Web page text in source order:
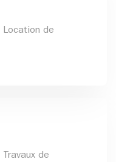
Location de
Travaux de